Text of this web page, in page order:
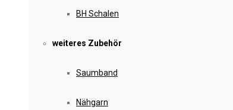
BH Schalen
weiteres Zubehör
Saumband
Nähgarn